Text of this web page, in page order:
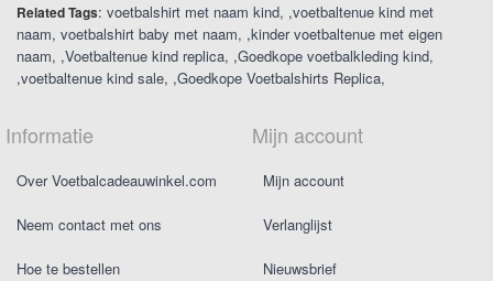
Related Tags: voetbalshirt met naam kind ,voetbaltenue kind met
naam voetbalshirt baby met naam ,kinder voetbaltenue met eigen
naam ,Voetbaltenue kind replica ,Goedkope voetbalkleding kind
,voetbaltenue kind sale ,Goedkope Voetbalshirts Replica
Informatie
Over Voetbalcadeauwinkel.com
Neem contact met ons
Hoe te bestellen
Mijn account
Mijn account
Verlanglijst
Nieuwsbrief